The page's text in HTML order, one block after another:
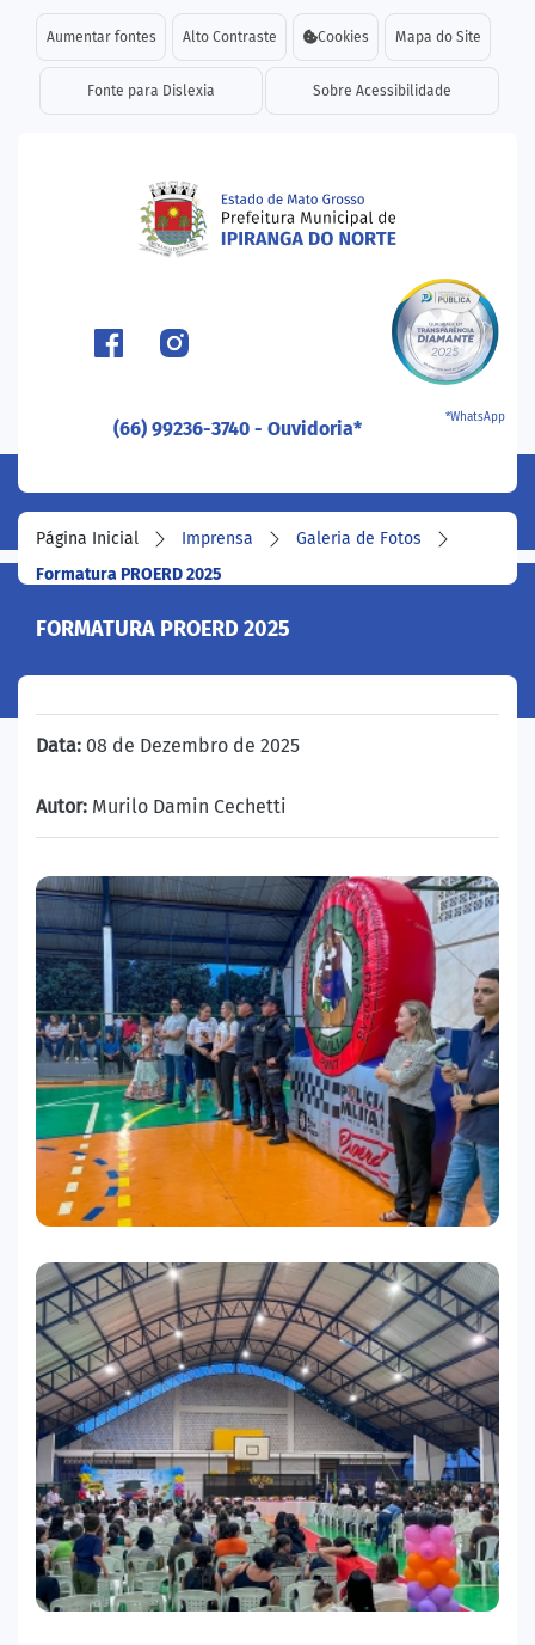
Seção de atalhos e links
Ir para o conteúdo [alt+1]
Ir para o menu [alt+2]
Ir para a busca [alt+3]
Aumentar fontes Alto Contraste Cookies Mapa do Site
Fonte para Dislexia Sobre Acessibilidade
Seção do menu principal
(66) 99236-3740 - Ouvidoria* *WhatsApp
Página Inicial Imprensa
Galeria de Fotos
Formatura PROERD 2025
FORMATURA PROERD 2025
Data: 08 de Dezembro de 2025
Autor: Murilo Damin Cechetti